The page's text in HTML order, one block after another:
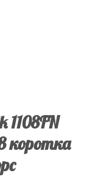
1108FN
коротка